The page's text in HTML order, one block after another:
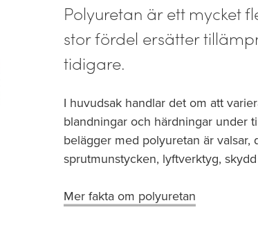
Polyuretan är ett mycket
stor fördel ersätter
tidigare.
I huvudsak handlar det om att
blandningar och härdningar under
belägger med polyuretan är valsar,
sprutmunstycken, lyftverktyg,
Mer fakta om polyuretan